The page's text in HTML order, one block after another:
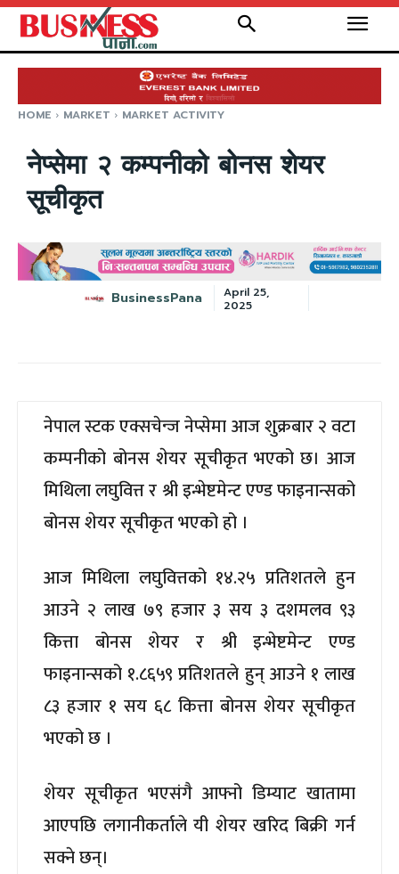
HOME MARKET MARKET ACTIVITY
नेप्सेमा २ कम्पनीको बोनस शेयर
सूचीकृत
BusinessPana
April 25,
2025
नेपाल स्टक एक्सचेन्ज नेप्सेमा आज शुक्रबार २ वटा
कम्पनीको बोनस शेयर सूचीकृत भएको छ। आज
मिथिला लघुवित्त र श्री इन्भेष्टमेन्ट एण्ड फाइनान्सको
बोनस शेयर सूचीकृत भएको हो ।
आज मिथिला लघुवित्तको १४.२५ प्रतिशतले हुन
आउने २ लाख ७९ हजार ३ सय ३ दशमलव ९३
कित्ता बोनस शेयर र श्री इन्भेष्टमेन्ट एण्ड
फाइनान्सको १.८६५९ प्रतिशतले हुन् आउने १ लाख
८३ हजार १ सय ६८ कित्ता बोनस शेयर सूचीकृत
भएको छ ।
शेयर सूचीकृत भएसंगै आफ्नो डिम्याट खातामा
आएपछि लगानीकर्ताले यी शेयर खरिद बिक्री गर्न
सक्ने छन्।